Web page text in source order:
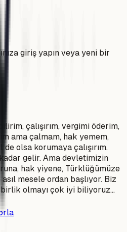
giriş yapın veya yeni bir
çalışırım, vergimi öderim,
ama çalmam, hak yemem,
olsa korumaya çalışırım.
gelir. Ama devletimizin
hak yiyene, Türklüğümüze
mesele ordan başlıyor. Biz
olmayı çok iyi biliyoruz…